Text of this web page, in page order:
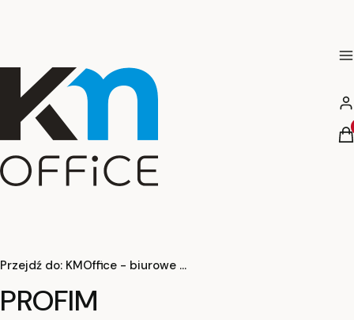
Przejdź do: KMOffice - biurowe meble nowe , używane, poleasingowe - wynajem sprzedaż
PROFIM